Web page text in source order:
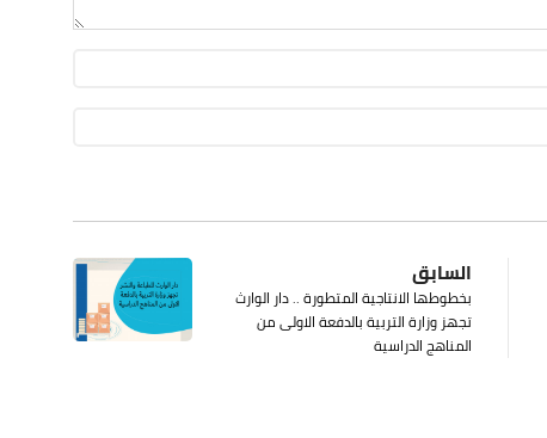
السابق
بخطوطها الانتاجية المتطورة .. دار الوارث
تجهز وزارة التربية بالدفعة الاولى من
المناهج الدراسية